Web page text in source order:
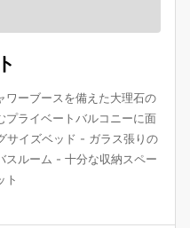
ワーブースを備えた大理石の
プライベートバルコニーに面
サイズベッド - ガラス張りの
スルーム - 十分な収納スペー
ト